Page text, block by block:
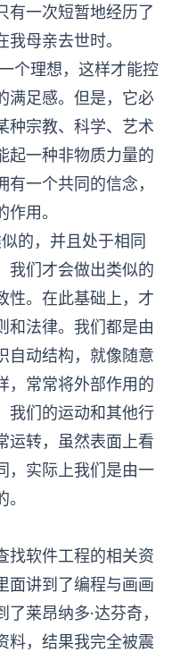
有一次短暂地经历了
母亲去世时。
个理想，这样才能控
满足感。但是，它必
种宗教、科学、艺术
起一种非物质力量的
一个共同的信念，
用。
的，并且处于相同
我们才会做出类似的
性。在此基础上，才
和法律。我们都是由
自动结构，就像随意
，常常将外部作用的
我们的运动和其他行
运转，虽然表面上看
，实际上我们是由一
找软件工程的相关资
面讲到了编程与画画
莱昂纳多·达芬奇，
料，结果我完全被震